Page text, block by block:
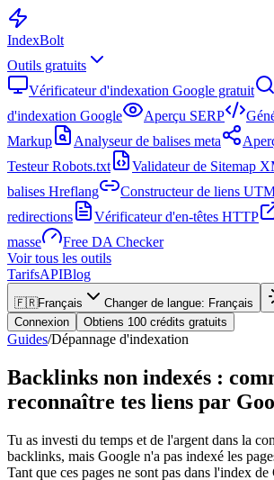
IndexBolt
Outils gratuits
Vérificateur d'indexation Google gratuit
d'indexation Google
Aperçu SERP
Markup
Analyseur de balises meta
Testeur Robots.txt
Validateur de Sitemap
balises Hreflang
Constructeur de liens
redirections
Vérificateur d'en-têtes HTTP
masse
Free DA Checker
Voir tous les outils
TarifsAPIBlog
🇫🇷Français Changer de langue: Français
Connexion
Obtiens 100 crédits gratuits
Guides/Dépannage d'indexation
Backlinks non indexés :
reconnaître tes liens par
Tu as investi du temps et de l'argent dans la
backlinks, mais Google n'a pas indexé les
Tant que ces pages ne sont pas dans l'index